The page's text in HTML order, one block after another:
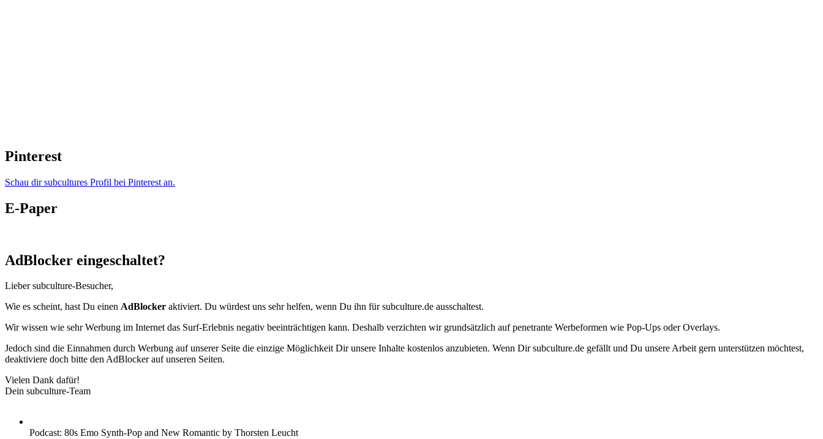
Pinterest
Schau dir subcultures Profil bei Pinterest an.
E-Paper
AdBlocker eingeschaltet?
Lieber subculture-Besucher,
Wie es scheint, hast Du einen AdBlocker aktiviert. Du würdest uns sehr helfen, wenn Du ihn für subculture.de ausschaltest.
Wir wissen wie sehr Werbung im Internet das Surf-Erlebnis negativ beeinträchtigen kann. Deshalb verzichten wir grundsätzlich auf penetrante Werbeformen wie Pop-Ups oder Overlays.
Jedoch sind die Einnahmen durch Werbung auf unserer Seite die einzige Möglichkeit Dir unsere Inhalte kostenlos anzubieten. Wenn Dir subculture.de gefällt und Du unsere Arbeit gern unterstützen möchtest,
deaktiviere doch bitte den AdBlocker auf unseren Seiten.
Vielen Dank dafür!
Dein subculture-Team
Podcast: 80s Emo Synth-Pop and New Romantic by Thorsten Leucht